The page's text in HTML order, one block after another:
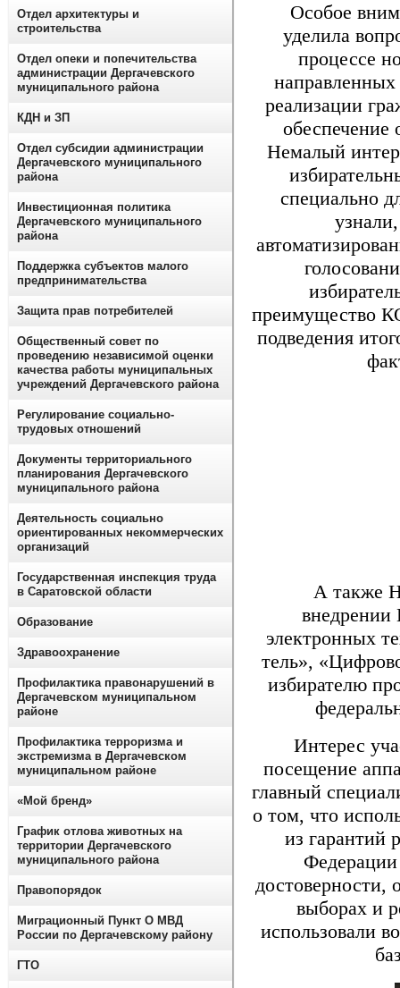
Особое
уделила
процессе
реализации
обеспечение
Немалый
специально
преимущество
подведения
А также
электронных
тель»,
избирателю
Интерес
посещение
главный
о том, что
из гарантий
Федерации
достоверности,
выборах и
использовали
Отдел архитектуры и
строительства
Отдел опеки и попечительства
администрации Дергачевского
муниципального района
КДН и ЗП
Отдел субсидии администрации
Дергачевского муниципального
района
Инвестиционная политика
Дергачевского муниципального
района
Поддержка субъектов малого
предпринимательства
Защита прав потребителей
Общественный совет по
проведению независимой оценки
качества работы муниципальных
учреждений Дергачевского района
Регулирование социально-
трудовых отношений
Документы территориального
планирования Дергачевского
муниципального района
Деятельность социально
ориентированных некоммерческих
организаций
Государственная инспекция труда
в Саратовской области
Образование
Здравоохранение
Профилактика правонарушений в
Дергачевском муниципальном
районе
Профилактика терроризма и
экстремизма в Дергачевском
муниципальном районе
«Мой бренд»
График отлова животных на
территории Дергачевского
муниципального района
Правопорядок
Миграционный Пункт О МВД
России по Дергачевскому району
ГТО